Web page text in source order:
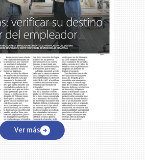
Ver más
DE CONVENCIONES
primera fila todos los foros y cátedras LR. Espacios de
alrededor de los temas económicos, empresariales y
que permiten el posicionamiento y desarrollo de los
en el país.